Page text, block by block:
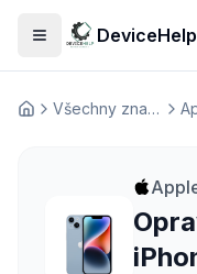
Otevřít menuDeviceHelp
Домашня Všechny značky